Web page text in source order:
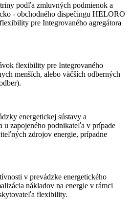
podľa zmluvných podmienok a
- obchodného dispečingu HELORO
pre Integrovaného agregátora
flexibility pre Integrovaného
menších, alebo väčších odberných
energetickej sústavy a
u zapojeného podnikateľa v prípade
zdrojov energie, prípadne
v prevádzke energetického
nákladov na energie v rámci
flexibility.